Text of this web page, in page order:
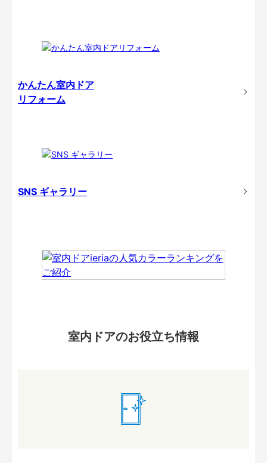
かんたん室内ドア
リフォーム
SNS ギャラリー
室内ドアのお役立ち情報